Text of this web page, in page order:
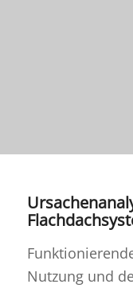
Nutzung und